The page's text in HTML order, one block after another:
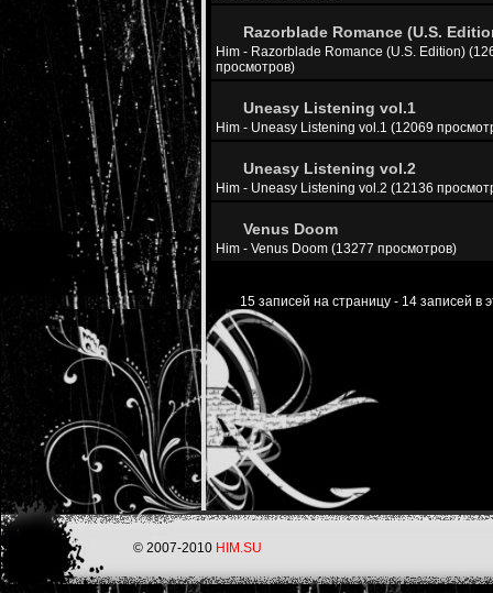
Razorblade Romance (U.S.
Him - Razorblade Romance (U.S. Edition)
просмотров)
Uneasy Listening vol.1
Him - Uneasy Listening vol.1 (12069
Uneasy Listening vol.2
Him - Uneasy Listening vol.2 (12136
Venus Doom
Him - Venus Doom (13277 просмотров)
15 записей на страницу - 14 записей в
© 2007-2010 HIM.SU